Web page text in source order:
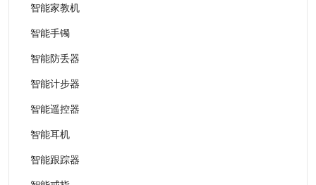
智能家教机
智能手镯
智能防丢器
智能计步器
智能遥控器
智能耳机
智能跟踪器